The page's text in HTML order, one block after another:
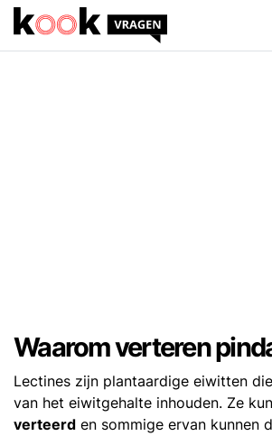
Waarom verteren
Lectines zijn plantaardige eiwitten
van het eiwitgehalte inhouden. Ze
verteerd en sommige ervan kunnen